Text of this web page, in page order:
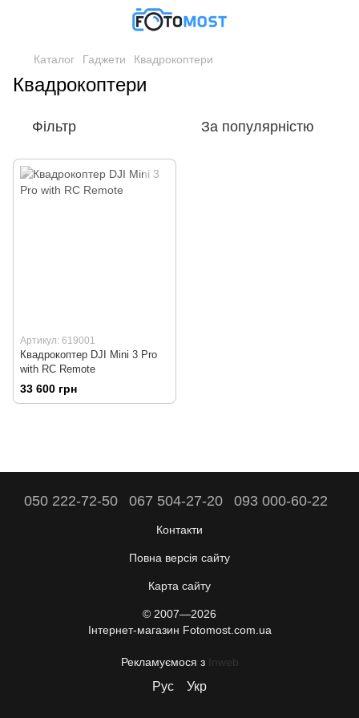
Каталог Гаджети Квадрокоптери
Квадрокоптери
Фільтр За популярністю
Артикул: 619001
Квадрокоптер DJI Mini 3 Pro
with RC Remote
33 600 грн
050 222-72-50 067 504-27-20 093 000-60-22
Контакти
Повна версія сайту
Карта сайту
© 2007—2026
Інтернет-магазин Fotomost.com.ua
Рекламуємося з Inweb
Рус Укр